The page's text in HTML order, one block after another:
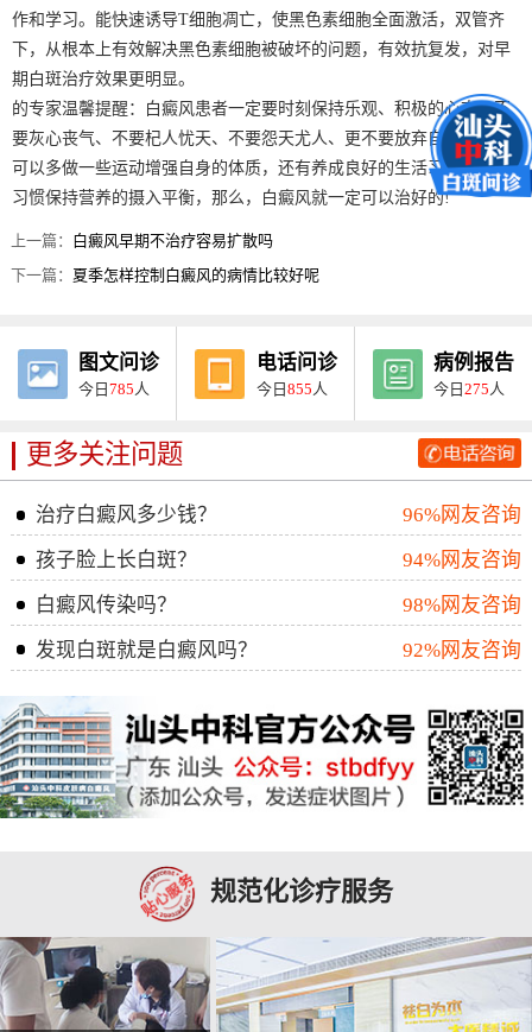
作和学习。能快速诱导T细胞凋亡，使黑色素细胞全面激活，双管齐
下，从根本上有效解决黑色素细胞被破坏的问题，有效抗复发，对早
期白斑治疗效果更明显。
的专家温馨提醒：白癜风患者一定要时刻保持乐观、积极的心态，不
要灰心丧气、不要杞人忧天、不要怨天尤人、更不要放弃自己，平时
可以多做一些运动增强自身的体质，还有养成良好的生活习惯和饮食
习惯保持营养的摄入平衡，那么，白癜风就一定可以治好的!
上一篇： 白癜风早期不治疗容易扩散吗
下一篇： 夏季怎样控制白癜风的病情比较好呢
图文问诊
今日785 人
电话问诊
今日855 人
病例报告
今日275 人
更多关注问题
治疗白癜风多少钱？
96%网友咨询
孩子脸上长白斑？
94%网友咨询
白癜风传染吗？
98%网友咨询
发现白斑就是白癜风吗？
92%网友咨询
规范化诊疗服务